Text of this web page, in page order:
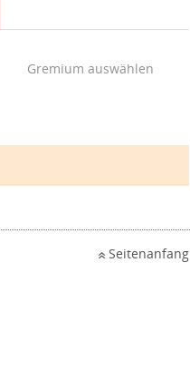
Gremium auswählen
Seitenanfang